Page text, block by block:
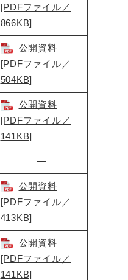
[PDFファイル／
866KB]
公開資料
[PDFファイル／
504KB]
公開資料
[PDFファイル／
141KB]
―
公開資料
[PDFファイル／
413KB]
公開資料
[PDFファイル／
141KB]